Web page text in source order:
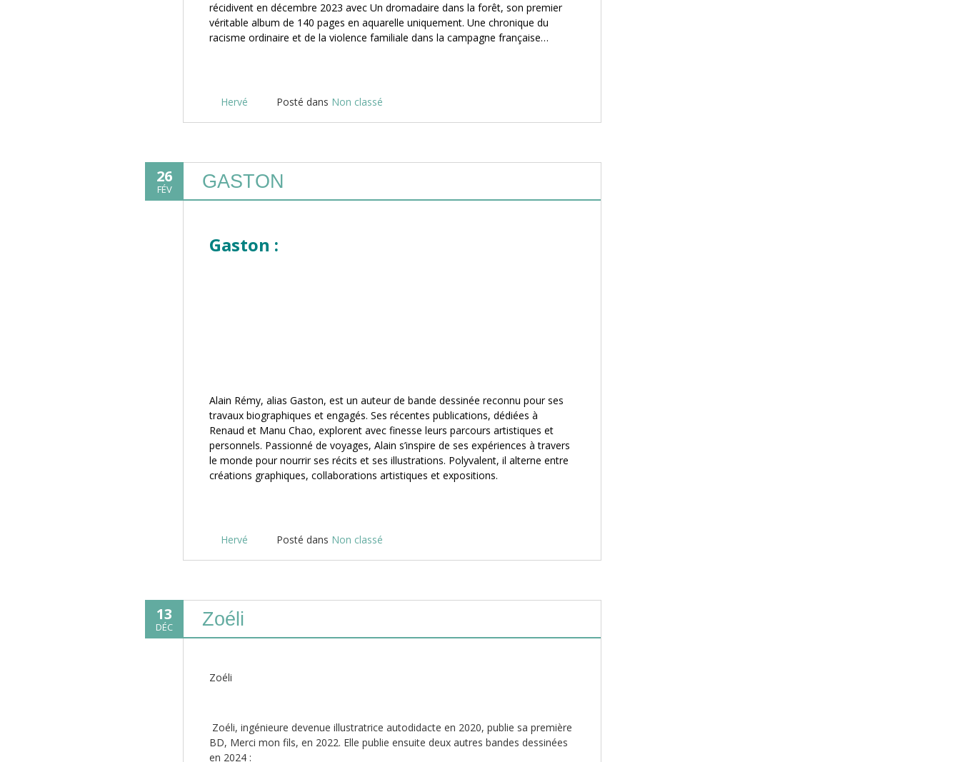
récidivent en décembre 2023 avec Un dromadaire dans la forêt, son premier
véritable album de 140 pages en aquarelle uniquement. Une chronique du
racisme ordinaire et de la violence familiale dans la campagne française…
Hervé Posté dans Non classé
26
FÉV GASTON
Gaston :
Alain Rémy, alias Gaston, est un auteur de bande dessinée reconnu pour ses
travaux biographiques et engagés. Ses récentes publications, dédiées à
Renaud et Manu Chao, explorent avec finesse leurs parcours artistiques et
personnels. Passionné de voyages, Alain s’inspire de ses expériences à travers
le monde pour nourrir ses récits et ses illustrations. Polyvalent, il alterne entre
créations graphiques, collaborations artistiques et expositions.
Hervé Posté dans Non classé
13
DÉC Zoéli
Zoéli
Zoéli, ingénieure devenue illustratrice autodidacte en 2020, publie sa première
BD, Merci mon fils, en 2022. Elle publie ensuite deux autres bandes dessinées
en 2024 :